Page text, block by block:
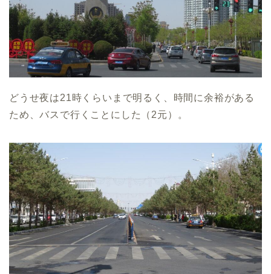
どうせ夜は21時くらいまで明るく、時間に余裕がある
ため、バスで行くことにした（2元）。